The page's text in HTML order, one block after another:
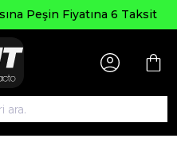
Peşin Fiyatına 6 Taksit